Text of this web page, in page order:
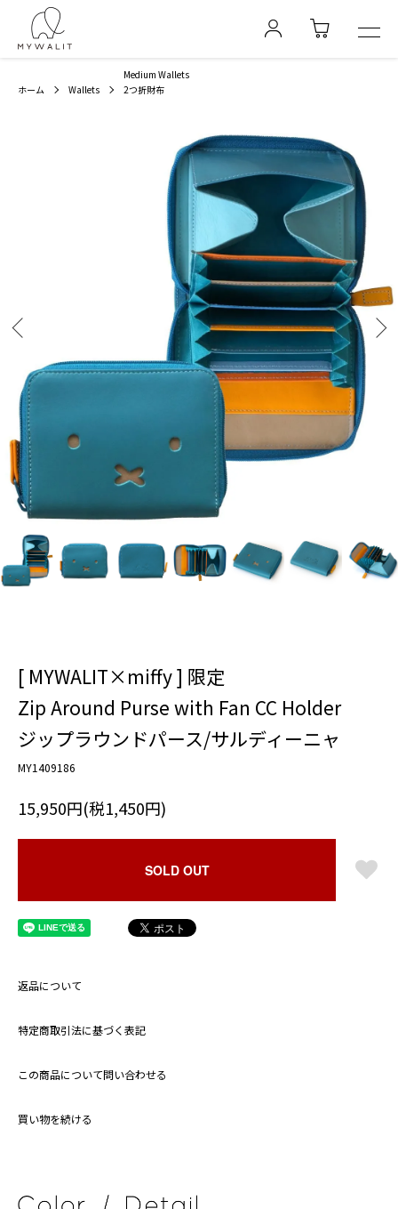
ホーム Wallets
Medium Wallets
2つ折財布
[ MYWALIT×miffy ] 限定
Zip Around Purse with Fan CC Holder
ジップラウンドパース/サルディーニャ
MY1409186
15,950円(税1,450円)
SOLD OUT
返品について
特定商取引法に基づく表記
この商品について問い合わせる
買い物を続ける